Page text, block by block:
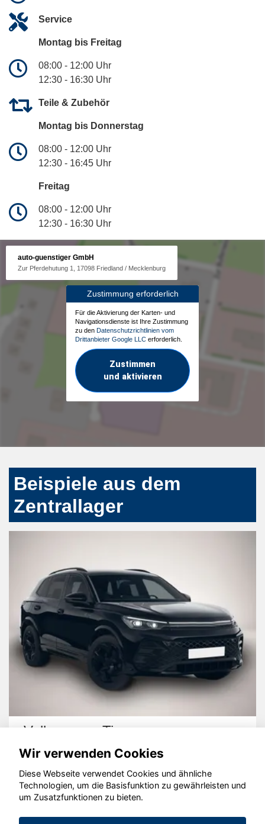
Service
Montag bis Freitag
08:00 - 12:00 Uhr
12:30 - 16:30 Uhr
Teile & Zubehör
Montag bis Donnerstag
08:00 - 12:00 Uhr
12:30 - 16:45 Uhr
Freitag
08:00 - 12:00 Uhr
12:30 - 16:30 Uhr
auto-guenstiger GmbH
Zur Pferdehutung 1, 17098 Friedland / Mecklenburg
Zustimmung erforderlich
Für die Aktivierung der Karten- und
Navigationsdienste ist Ihre Zustimmung
zu den Datenschutzrichtlinien vom
Drittanbieter Google LLC erforderlich.
Zustimmen
und aktivieren
Beispiele aus dem
Zentrallager
Volkswagen Tiguan
© konjunkturmotor.de GmbH 2020 - 2026
Wir verwenden Cookies
Diese Webseite verwendet Cookies und ähnliche
Technologien, um die Basisfunktion zu gewährleisten und
um Zusatzfunktionen zu bieten.